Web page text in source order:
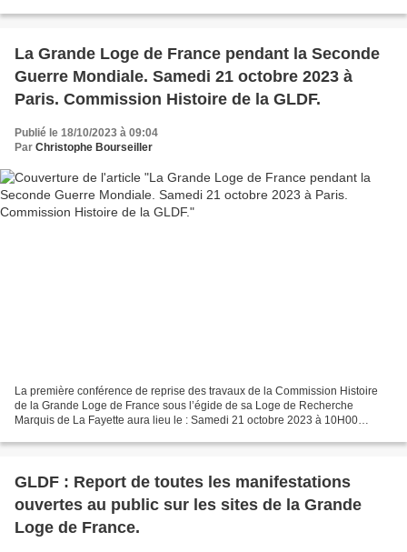
La Grande Loge de France pendant la Seconde
Guerre Mondiale. Samedi 21 octobre 2023 à
Paris. Commission Histoire de la GLDF.
Publié le 18/10/2023 à 09:04
Par Christophe Bourseiller
La première conférence de reprise des travaux de la Commission Histoire
de la Grande Loge de France sous l’égide de sa Loge de Recherche
Marquis de La Fayette aura lieu le : Samedi 21 octobre 2023 à 10H00
GLDF : Report de toutes les manifestations
ouvertes au public sur les sites de la Grande
Loge de France.